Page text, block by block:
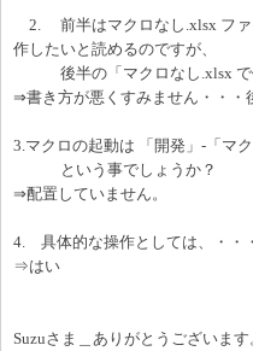
2. 前半はマクロなし.xlsx ファ
作したいと読めるのですが、
後半の「マクロなし.xlsx で作
⇒書き方が悪くすみません・・・
3.マクロの起動は 「開発」-「マ
という事でしょうか？
⇒配置していません。
4. 具体的な操作としては、・・・
⇒はい
Suzuさま＿ありがとうございます